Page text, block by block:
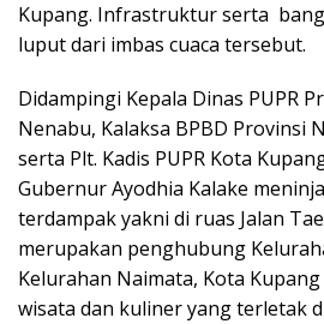
Kupang. Infrastruktur serta
luput dari imbas cuaca tersebut.
Didampingi Kepala Dinas PUPR
Nenabu, Kalaksa BPBD Provinsi
serta Plt. Kadis PUPR Kota
Gubernur Ayodhia Kalake
terdampak yakni di ruas Jalan
merupakan penghubung
Kelurahan Naimata, Kota
wisata dan kuliner yang terletak